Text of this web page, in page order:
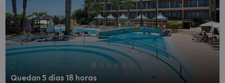
Quedan 5 días 18 horas